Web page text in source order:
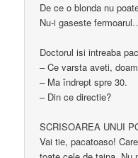
De ce o blonda nu
Nu-i gaseste
Doctorul isi intreaba
– Ce varsta aveti,
– Ma îndrept spre 30.
– Din ce directie?
SCRISOAREA UNUI
Vai tie, pacatoaso!